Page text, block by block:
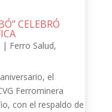
CELEBRÓ
| Ferro Salud,
el
Ferrominera
con el respaldo de